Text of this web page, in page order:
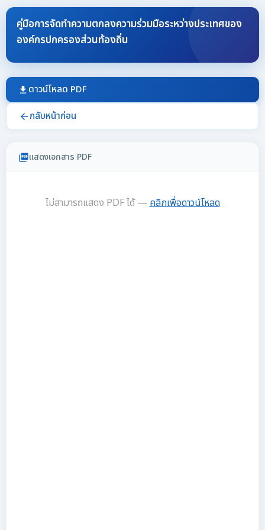
คู่มือการจัดทำความตกลงความร่วมมือระหว่างประเทศของ
องค์กรปกครองส่วนท้องถิ่น
download ดาวน์โหลด PDF
arrow_back กลับหน้าก่อน
picture_as_pdfแสดงเอกสาร PDF
ไม่สามารถแสดง PDF ได้ —คลิกเพื่อดาวน์โหลด